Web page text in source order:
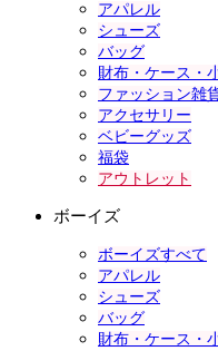
アパレル
シューズ
バッグ
財布・ケース・
ファッション雑
アクセサリー
ベビーグッズ
福袋
アウトレット
ボーイズ
ボーイズすべて
アパレル
シューズ
バッグ
財布・ケース・